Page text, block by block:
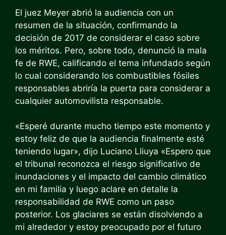
El juez Meyer abrió la audiencia con un
resumen de la situación, confirmando la
decisión de 2017 de considerar el caso sobre
los méritos. Pero, sobre todo, denunció la mala
fe de RWE, calificando el tema infundado según
lo cual considerando los combustibles fósiles
responsables abriría la puerta para considerar a
cualquier automovilista responsable.
«Esperé durante mucho tiempo este momento y
estoy feliz de que la audiencia finalmente esté
teniendo lugar», dijo Luciano Lliuya «Espero que
el tribunal reconozca el riesgo significativo de
inundaciones y el impacto del cambio climático
en mi familia y luego aclare en detalle la
responsabilidad de RWE como un paso
posterior. Los glaciares se están disolviendo a
mi alrededor y estoy preocupado por el futuro